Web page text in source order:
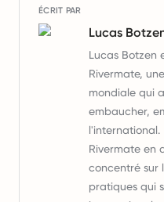
ÉCRIT PAR
Lucas
Lucas Botzen
Rivermate,
mondiale qui
embaucher,
l'international.
Rivermate en
concentré sur
pratiques qui